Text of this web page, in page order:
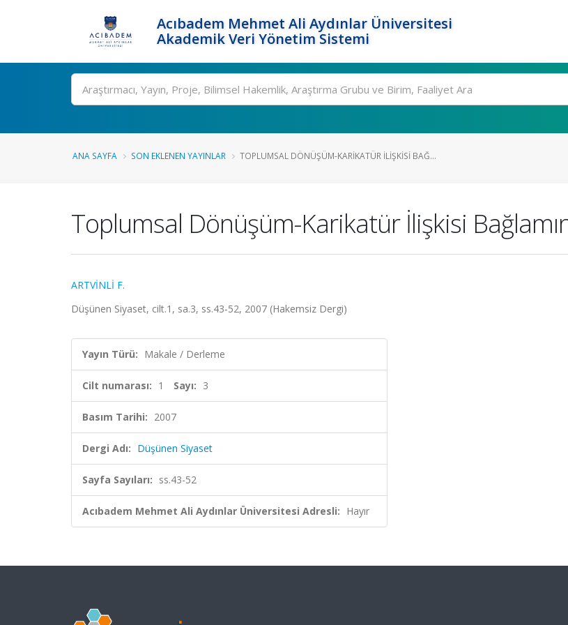
Acıbadem Mehmet Ali Aydınlar Üniversitesi
Akademik Veri Yönetim Sistemi
Ara
ANA SAYFA SON EKLENEN YAYINLAR TOPLUMSAL DÖNÜŞÜM-KARIKATÜR İLIŞKISI BAĞ...
Toplumsal Dönüşüm-Karikatür İlişkisi
ARTVİNLİ F.
Düşünen Siyaset, cilt.1, sa.3, ss.43-52, 2007 (Hakemsiz Dergi)
Yayın Türü: Makale / Derleme
Cilt numarası: 1 Sayı: 3
Basım Tarihi: 2007
Dergi Adı: Düşünen Siyaset
Sayfa Sayıları: ss.43-52
Acıbadem Mehmet Ali Aydınlar Üniversitesi Adresli: Hayır